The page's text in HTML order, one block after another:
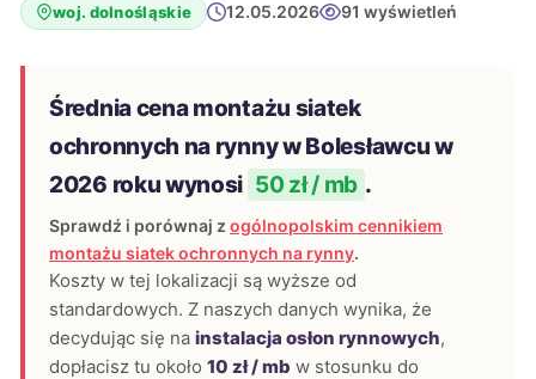
woj. dolnośląskie 12.05.2026 91 wyświetleń
Średnia cena montażu siatek
ochronnych na rynny w Bolesławcu w
2026 roku wynosi 50 zł / mb .
Sprawdź i porównaj z ogólnopolskim cennikiem
montażu siatek ochronnych na rynny.
Koszty w tej lokalizacji są wyższe od
standardowych. Z naszych danych wynika, że
decydując się na instalacja osłon rynnowych,
dopłacisz tu około 10 zł / mb w stosunku do